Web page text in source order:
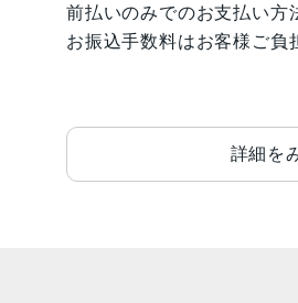
前払いのみでのお支払い方
お振込手数料はお客様ご負
詳細を